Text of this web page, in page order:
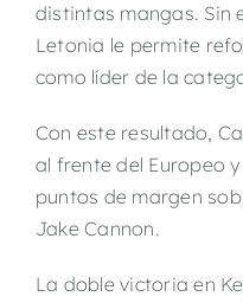
distintas mangas. Sin
Letonia le permite
como líder de la
Con este resultado,
al frente del Europeo
puntos de margen
Jake Cannon.
La doble victoria en